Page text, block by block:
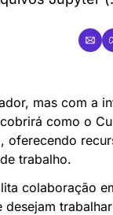
mas com a
trabalho.
colaboração